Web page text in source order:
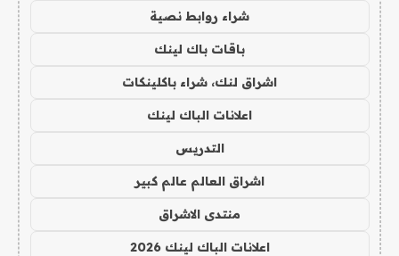
شراء روابط نصية
باقات باك لينك
اشراق لنك، شراء باكلينكات
اعلانات الباك لينك
التدريس
اشراق العالم عالم كبير
منتدى الاشراق
اعلانات الباك لينك 2026